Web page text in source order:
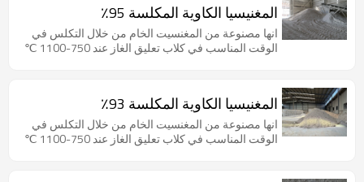
المغنيسيا الكاوية المكلسة 95٪
انها مصنوعة من المغنسيت الخام من خلال التكلس في
الوقت المناسب في كلاب تعليق الغاز عند 750-1100 ℃
المغنيسيا الكاوية المكلسة 93٪
انها مصنوعة من المغنسيت الخام من خلال التكلس في
الوقت المناسب في كلاب تعليق الغاز عند 750-1100 ℃